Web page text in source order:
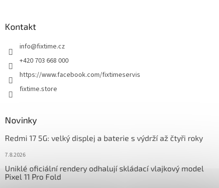
Kontakt
info@fixtime.cz
+420 703 668 000
https://www.facebook.com/fixtimeservis
fixtime.store
Novinky
Redmi 17 5G: velký displej a baterie s výdrží až čtyři roky
7.8.2026
Uniklé oficiální rendery odhalují skládací vlajkový model
Pixel 11 Pro Fold